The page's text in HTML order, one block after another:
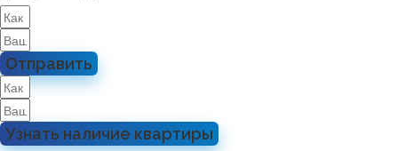
Отправить
Узнать наличие квартиры